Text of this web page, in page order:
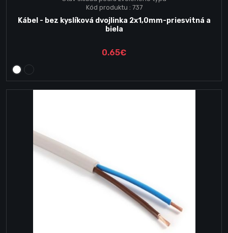
Kód produktu : 737
Kábel - bez kyslíková dvojlinka 2x1,0mm-priesvitná a
biela
0.65€